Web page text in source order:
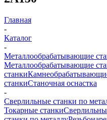
Главная
-
Каталог
-
Металлообрабатывающие
Металлообрабатывающие
станки
станкиСтаночная оснастка
-
Сверлильные станки по
Токарные станки